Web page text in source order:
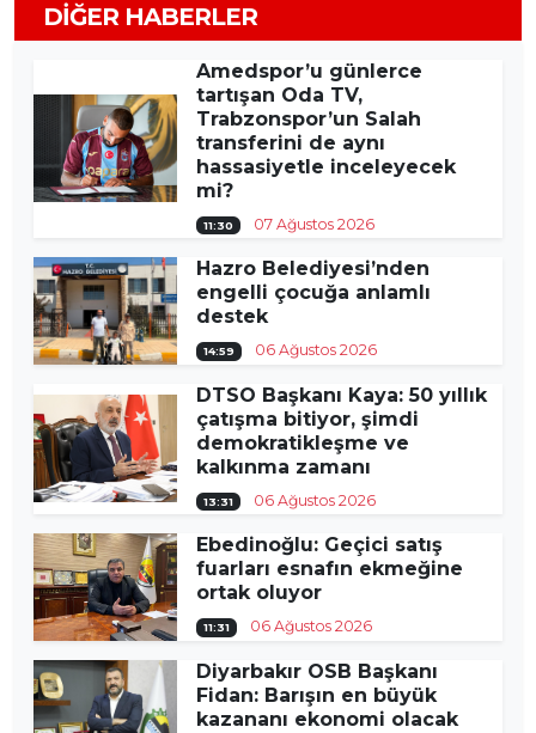
DIĞER HABERLER
Amedspor’u günlerce
tartışan Oda TV,
Trabzonspor’un Salah
transferini de aynı
hassasiyetle inceleyecek
mi?
11:30 07 Ağustos 2026
Hazro Belediyesi’nden
engelli çocuğa anlamlı
destek
14:59 06 Ağustos 2026
DTSO Başkanı Kaya: 50 yıllık
çatışma bitiyor, şimdi
demokratikleşme ve
kalkınma zamanı
13:31 06 Ağustos 2026
Ebedinoğlu: Geçici satış
fuarları esnafın ekmeğine
ortak oluyor
11:31 06 Ağustos 2026
Diyarbakır OSB Başkanı
Fidan: Barışın en büyük
kazananı ekonomi olacak